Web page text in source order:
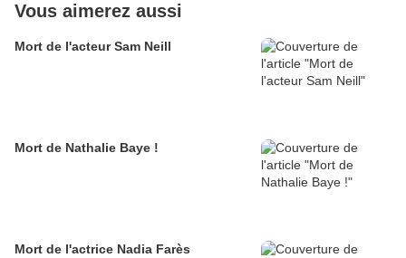
Vous aimerez aussi
Mort de l'acteur Sam Neill
Mort de Nathalie Baye !
Mort de l'actrice Nadia Farès